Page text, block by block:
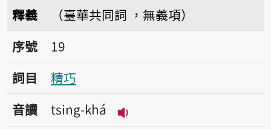
釋義
（臺華共同詞 ，無義項）
序號19精巧
序號
19
詞目
精巧
音讀
tsing-khá